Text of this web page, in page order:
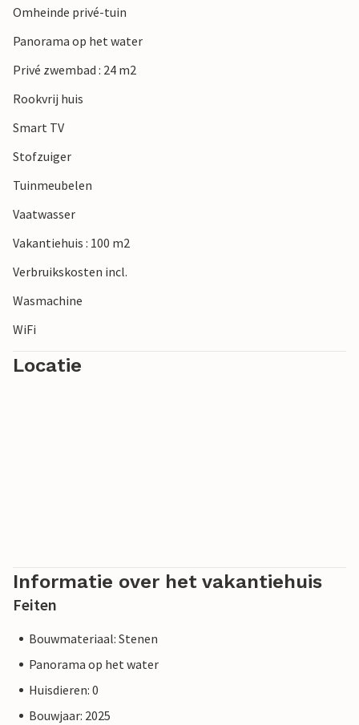
met fietspaden en vogelreservaten of plan dagtochten
naar de nationale parken Kornati of Krka.
Omheinde privé-tuin
Panorama op het water
Privé zwembad : 24 m2
Rookvrij huis
Smart TV
Stofzuiger
Tuinmeubelen
Vaatwasser
Vakantiehuis : 100 m2
Verbruikskosten incl.
Wasmachine
WiFi
Locatie
Informatie over het vakantiehuis
Feiten
Bouwmateriaal: Stenen
Panorama op het water
Huisdieren: 0
Bouwjaar: 2025